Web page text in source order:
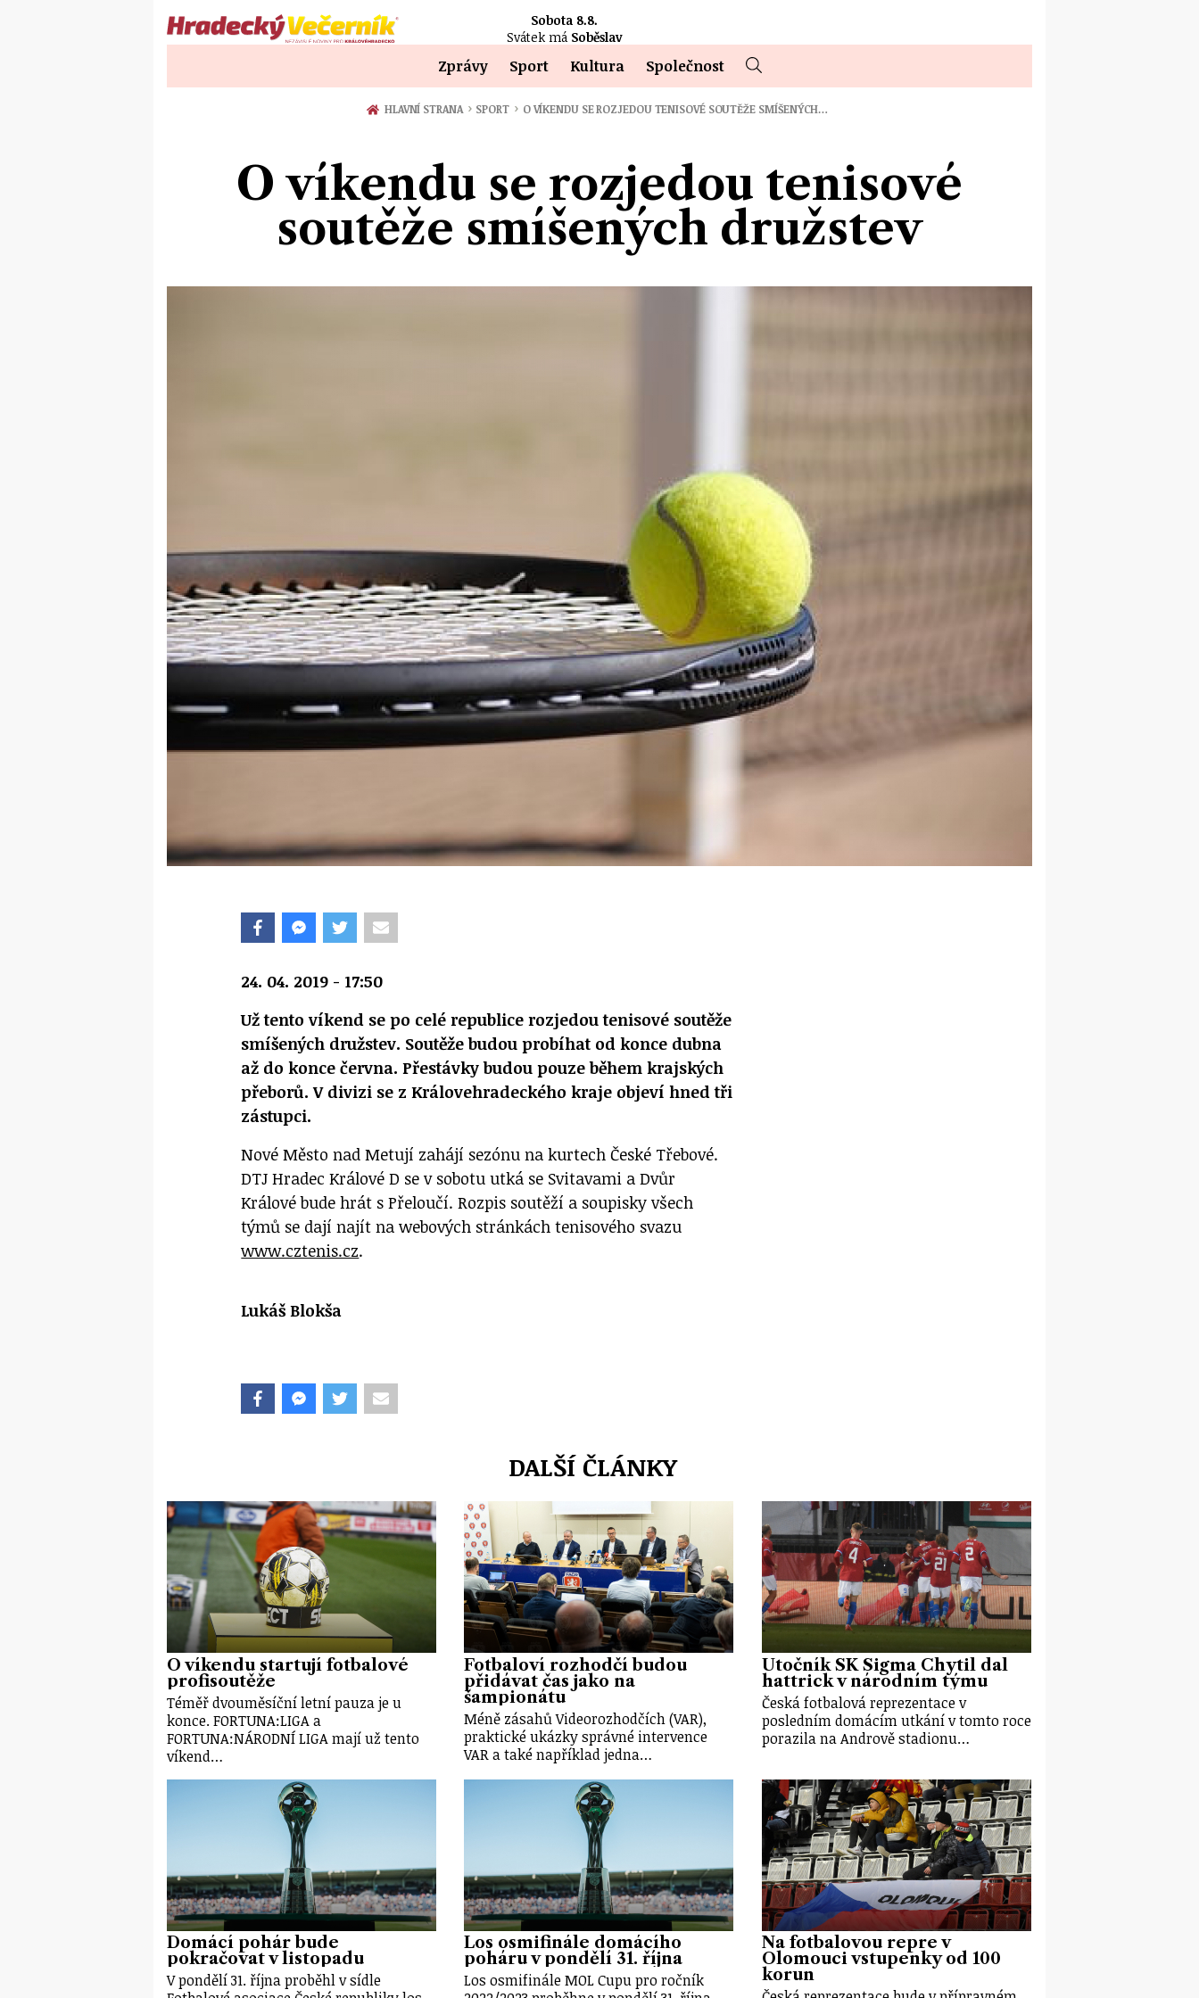
Sobota 8.8.
Svátek má Soběslav
Zprávy Sport Kultura Společnost
HLAVNÍ STRANA › SPORT › O VÍKENDU SE ROZJEDOU TENISOVÉ SOUTĚŽE SMÍŠENÝCH…
O víkendu se rozjedou tenisové
soutěže smíšených družstev
24. 04. 2019 - 17:50
Už tento víkend se po celé republice rozjedou tenisové soutěže
smíšených družstev. Soutěže budou probíhat od konce dubna
až do konce června. Přestávky budou pouze během krajských
přeborů. V divizi se z Královehradeckého kraje objeví hned tři
zástupci.
Nové Město nad Metují zahájí sezónu na kurtech České Třebové.
DTJ Hradec Králové D se v sobotu utká se Svitavami a Dvůr
Králové bude hrát s Přeloučí. Rozpis soutěží a soupisky všech
týmů se dají najít na webových stránkách tenisového svazu
www.cztenis.cz.
Lukáš Blokša
DALŠÍ ČLÁNKY
O víkendu startují fotbalové
profisoutěže
Téměř dvouměsíční letní pauza je u
konce. FORTUNA:LIGA a
FORTUNA:NÁRODNÍ LIGA mají už tento
víkend…
Fotbaloví rozhodčí budou
přidávat čas jako na
šampionátu
Méně zásahů Videorozhodčích (VAR),
praktické ukázky správné intervence
VAR a také například jedna…
Útočník SK Sigma Chytil dal
hattrick v národním týmu
Česká fotbalová reprezentace v
posledním domácím utkání v tomto roce
porazila na Andrově stadionu…
Domácí pohár bude
pokračovat v listopadu
V pondělí 31. října proběhl v sídle
Los osmifinále domácího
poháru v pondělí 31. října
Los osmifinále MOL Cupu pro ročník
Na fotbalovou repre v
Olomouci vstupenky od 100
korun